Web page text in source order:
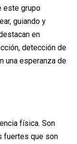
este grupo
guiando y
en
detección de
una esperanza de
física. Son
fuertes que son